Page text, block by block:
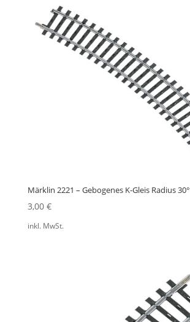
Märklin 2221 – Gebogenes K-Gleis Radius 30°
3,00 €
inkl. MwSt.